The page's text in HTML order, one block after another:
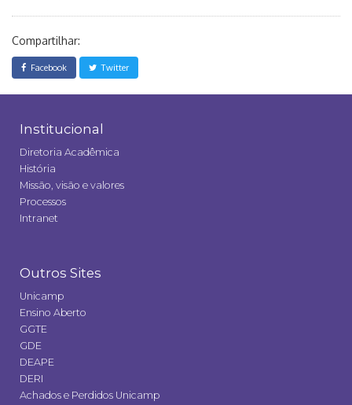
Compartilhar:
Facebook Twitter
Institucional
Diretoria Acadêmica
História
Missão, visão e valores
Processos
Intranet
Outros Sites
Unicamp
Ensino Aberto
GGTE
GDE
DEAPE
DERI
Achados e Perdidos Unicamp